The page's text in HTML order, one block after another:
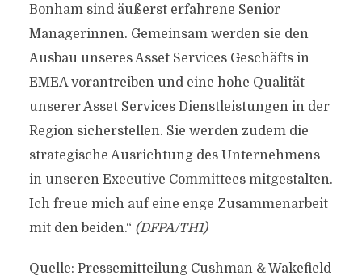
Bonham sind äußerst erfahrene Senior
Managerinnen. Gemeinsam werden sie den
Ausbau unseres Asset Services Geschäfts in
EMEA vorantreiben und eine hohe Qualität
unserer Asset Services Dienstleistungen in der
Region sicherstellen. Sie werden zudem die
strategische Ausrichtung des Unternehmens
in unseren Executive Committees mitgestalten.
Ich freue mich auf eine enge Zusammenarbeit
mit den beiden.“ (DFPA/TH1)
Quelle: Pressemitteilung Cushman & Wakefield